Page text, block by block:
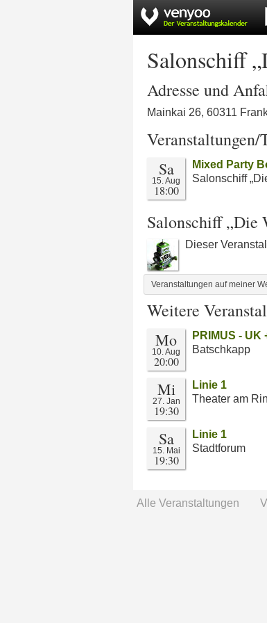
Salonschiff
Adresse und
Mainkai 26, 60311
Sa
15. Aug
18:00
Mixed Party
Salonschiff
Salonschiff „Die
Dieser
Veranstaltungen auf meiner
Weitere
Mo
10. Aug
20:00
PRIMUS - UK
Batschkapp
Mi
27. Jan
19:30
Linie 1
Theater am
Sa
15. Mai
19:30
Linie 1
Stadtforum
Alle Veranstaltungen